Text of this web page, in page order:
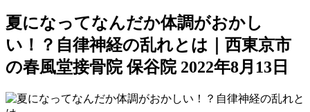
夏になってなんだか体調がおかし
い！？自律神経の乱れとは｜西東京市
の春風堂接骨院 保谷院 2022年8月13日